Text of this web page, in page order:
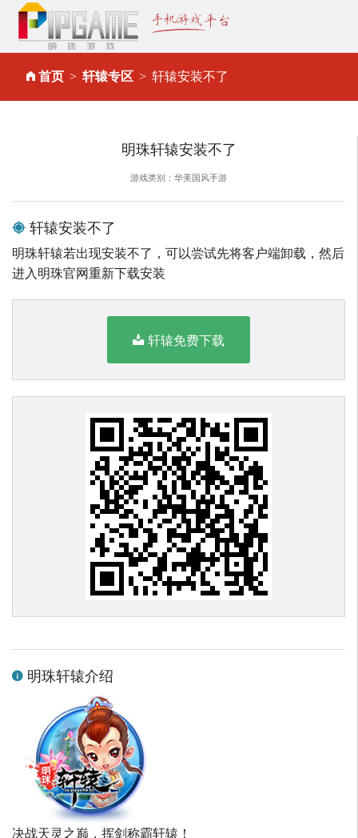
首页 轩辕专区 轩辕安装不了
明珠轩辕安装不了
游戏类别：华美国风手游
轩辕安装不了
明珠轩辕若出现安装不了，可以尝试先将客户端卸载，然后
进入明珠官网重新下载安装
轩辕免费下载
明珠轩辕介绍
决战天灵之巅，挥剑称霸轩辕！